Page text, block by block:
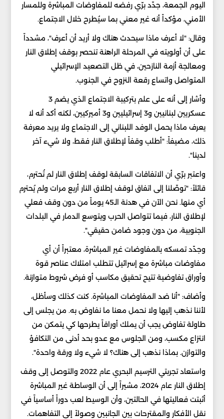
اليوم الجمعة، جدّد برّي رفضه للمفاوضات المباشرة وللمسار
الأمني، مؤكداً أنه غير معني بما سيُطرح خلال الاجتماع.
وقال: "لا أعرف ماذا سيحدث هناك ولا أريد أن أعرف"، مشدداً
على أن أولويته في المرحلة الراهنة تنحصر بوقف إطلاق النار
ومعالجة أزمة النازحين، في ظل التصعيد الإسرائيلي
المتواصل واتساع رقعة النزوح في الجنوب.
وأشار إلى أنه على علم بتركيبة الاجتماع الذي يضم 3
عسكريين لبنانيين و3 إسرائيليين و3 أميركيين، لكنه أكد أنه لا
يعرف ماذا يحمل الوفد اللبناني إلى الاجتماع ولا يريد معرفة
ذلك، مضيفاً: "أطلب وقفاً لإطلاق النار فقط، ولا شيء آخر
لدينا".
واعتبر برّي أن الاتفاقات السابقة لوقف إطلاق النار لم تُحترم،
قائلاً: "توصّلنا إلى اتفاق لوقف إطلاق النار أربع مرات ولم يُحترم
أي منها. نحن الآن في هدنة الـ45 يوماً من دون وقف فعلي
لإطلاق النار، فيما تتواصل الحرب ويتوسع الدمار في البلدات
الجنوبية، من دون وجود ضامن حقيقي".
وجدّد تمسكه بالمفاوضات غير المباشرة، معتبراً أن أي
مفاوضات مباشرة مع إسرائيل تتطلب امتلاك عناصر قوة
وأوراق تفاوضية تتيح تحقيق مكاسب أو فرض شروط متوازنة.
وأضاف: "أنا ضد المفاوضات المباشرة. كنت كذلك وسأظل،
لأننا نذهب إليها ولا نحمل معنا ما نفاوض به. من يجلس إلى
طاولة تفاوض يجب أن يملك أوراقاً يطرحها كي يتمكن من
انتزاع مكسب، ومن الجلوس مع عدو بحد أدنى من التكافؤ
والتوازن. بماذا نذهب إلى هناك؟ لا شيء ولا ورقة واحدة".
واستعاد تجربتي الترسيم البحري عام 2022 والتوصل إلى وقف
إطلاق النار عام 2024، مشيراً إلى أن الوساطة غير المباشرة
أثبتت فعاليتها في الحالتين، وأن الوسيط لعب دوراً أساسياً في
نقل الأفكار والمقترحات بين الجانبين وصولاً إلى التفاهمات.